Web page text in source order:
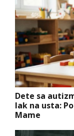
Dete sa
lak na usta:
Mame